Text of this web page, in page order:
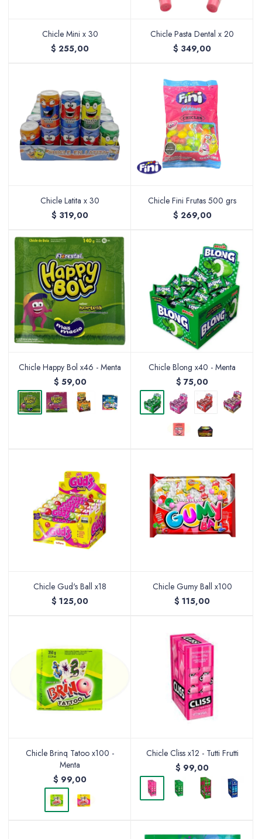
Chicle Mini x 30
$ 255,00
Chicle Pasta Dental x 20
$ 349,00
Chicle Latita x 30
$ 319,00
Chicle Fini Frutas 500 grs
$ 269,00
Chicle Happy Bol x46 - Menta
$ 59,00
Chicle Blong x40 - Menta
$ 75,00
Chicle Gud's Ball x18
$ 125,00
Chicle Gumy Ball x100
$ 115,00
Chicle Brinq Tatoo x100 -
Menta
$ 99,00
Chicle Cliss x12 - Tutti Frutti
$ 99,00
Soportes Artísticos
Pinceles
Valijas y atriles
Accesorios de arte
Packs